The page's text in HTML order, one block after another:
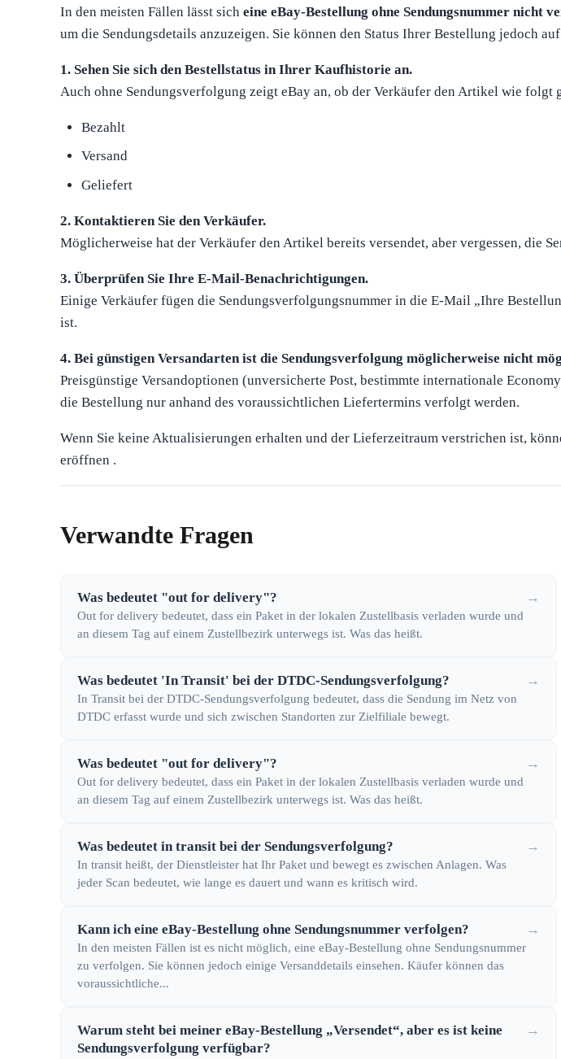
In den meisten Fällen lässt sicheine eBay-Bestellung ohne Sendungsnummer nicht
um die Sendungsdetails anzuzeigen. Sie können den Status Ihrer Bestellung jedoch
1. Sehen Sie sich den Bestellstatus in Ihrer Kaufhistorie an.
Auch ohne Sendungsverfolgung zeigt eBay an, ob der Verkäufer den Artikel wie folgt
Bezahlt
Versand
Geliefert
2. Kontaktieren Sie den Verkäufer.
Möglicherweise hat der Verkäufer den Artikel bereits versendet, aber vergessen, die
3. Überprüfen Sie Ihre E-Mail-Benachrichtigungen.
Einige Verkäufer fügen die Sendungsverfolgungsnummer in die E-Mail „Ihre
ist.
4. Bei günstigen Versandarten ist die Sendungsverfolgung möglicherweise nicht
Preisgünstige Versandoptionen (unversicherte Post, bestimmte internationale
die Bestellung nur anhand des voraussichtlichen Liefertermins verfolgt werden.
Wenn Sie keine Aktualisierungen erhalten und der Lieferzeitraum verstrichen ist,
eröffnen .
Verwandte Fragen
Was bedeutet "out for delivery"?
Out for delivery bedeutet, dass ein Paket in der lokalen Zustellbasis verladen wurde und
an diesem Tag auf einem Zustellbezirk unterwegs ist. Was das heißt.
→
Was bedeutet 'In Transit' bei der DTDC-Sendungsverfolgung?
In Transit bei der DTDC-Sendungsverfolgung bedeutet, dass die Sendung im Netz von
DTDC erfasst wurde und sich zwischen Standorten zur Zielfiliale bewegt.
→
Was bedeutet "out for delivery"?
Out for delivery bedeutet, dass ein Paket in der lokalen Zustellbasis verladen wurde und
an diesem Tag auf einem Zustellbezirk unterwegs ist. Was das heißt.
→
Was bedeutet in transit bei der Sendungsverfolgung?
In transit heißt, der Dienstleister hat Ihr Paket und bewegt es zwischen Anlagen. Was
jeder Scan bedeutet, wie lange es dauert und wann es kritisch wird.
→
Kann ich eine eBay-Bestellung ohne Sendungsnummer verfolgen?
In den meisten Fällen ist es nicht möglich, eine eBay-Bestellung ohne Sendungsnummer
zu verfolgen. Sie können jedoch einige Versanddetails einsehen. Käufer können das
voraussichtliche...
→
Warum steht bei meiner eBay-Bestellung „Versendet“, aber es ist keine
Sendungsverfolgung verfügbar?
→